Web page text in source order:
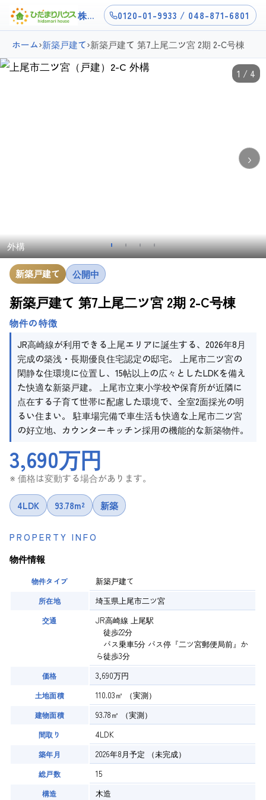
株式会社ひだまりハウス上尾店 0120-01-9933 / 048-871-6801
ホーム›新築戸建て›新築戸建て 第7上尾二ツ宮 2期 2-C号棟
外構
›
1 / 4
新築戸建て 公開中
新築戸建て 第7上尾二ツ宮 2期 2-C号棟
物件の特徴
JR高崎線が利用できる上尾エリアに誕生する、2026年8月
完成の築浅・長期優良住宅認定の邸宅。 上尾市二ツ宮の
閑静な住環境に位置し、15帖以上の広々としたLDKを備え
た快適な新築戸建。 上尾市立東小学校や保育所が近隣に
点在する子育て世帯に配慮した環境で、全室2面採光の明
るい住まい。 駐車場完備で車生活も快適な上尾市二ツ宮
の好立地、カウンターキッチン採用の機能的な新築物件。
3,690万円
※ 価格は変動する場合があります。
4LDK 93.78m² 新築
PROPERTY INFO
物件情報
物件タイプ 新築戸建て
所在地 埼玉県上尾市二ツ宮
交通
JR高崎線 上尾駅
徒歩22分
バス乗車5分 バス停『二ツ宮郵便局前』か
ら徒歩3分
価格 3,690万円
土地面積 110.03㎡ （実測）
建物面積 93.78㎡ （実測）
間取り 4LDK
築年月 2026年8月予定 （未完成）
総戸数 15
構造 木造